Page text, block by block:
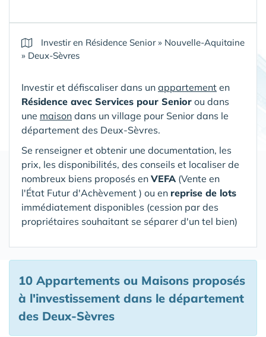
Investir en Résidence Senior» Nouvelle-Aquitaine
» Deux-Sèvres
Investir et défiscaliser dans un appartement en
Résidence avec Services pour Senior ou dans
une maison dans un village pour Senior dans le
département des Deux-Sèvres.
Se renseigner et obtenir une documentation, les
prix, les disponibilités, des conseils et localiser de
nombreux biens proposés en VEFA (Vente en
l'État Futur d'Achèvement ) ou en reprise de lots
immédiatement disponibles (cession par des
propriétaires souhaitant se séparer d'un tel bien)
10 Appartements ou Maisons proposés
à l'investissement dans le département
des Deux-Sèvres